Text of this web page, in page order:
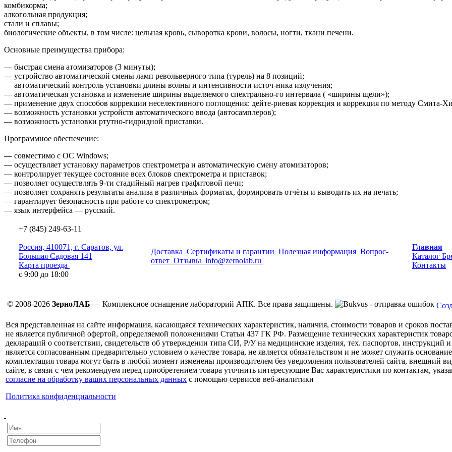
комбикорма;
алкогольная продукция;
стали и сплавы;
биологические объекты, в том числе: цельная кровь, сыворотка крови, волосы, ногти, ткани печени.
Основные преимущества прибора:
— быстрая смена атомизаторов (3 минуты);
— устройство автоматической смены ламп револьверного типа (турель) на 8 позиций;
— автоматический контроль установки длины волны и интенсивности источ-ника излучения;
— автоматическая установка и изменение ширины выделяемого спектрально-го интервала ( «ширины щели»);
— применение двух способов коррекции неселективного поглощения: дейте-риевая коррекция и коррекция по методу Смита-
— возможность установки устройств автоматического ввода (автосамплеров);
— возможность установки ртутно-гидридной приставки.
Программное обеспечение:
— совместимо с ОС Windows;
— осуществляет установку параметров спектрометра и автоматическую смену атомизаторов;
— контролирует текущее состояние всех блоков спектрометра и приставок;
— позволяет осуществлять 9-ти стадийный нагрев графитовой печи;
— позволяет сохранять результаты анализа в различных форматах, формировать отчёты и выводить их на печать;
— гарантирует безопасность при работе со спектрометром;
— язык интерфейса — русский.
+7 (845) 249-63-11
Россия, 410071, г. Саратов, ул.
Большая Садовая 141
Карта проезда
с 9:00 до 18:00
Доставка Сертификаты и гарантии Полезная информация Вопрос-
ответ Отзывы info@zernolab.ru
Главная
Каталог
Контакты
© 2008-2026 ЗерноЛАБ — Комплексное оснащение лабораторий АПК. Все права защищены.
Вся представленная на сайте информация, касающаяся технических характеристик, наличия, стоимости товаров и сроков
не является публичной офертой, определяемой положениями Статьи 437 ГК РФ. Размещение технических характеристик
деклараций о соответствии, свидетельств об утверждении типа СИ, Р/У на медицинские изделия, тех. паспортов,
является согласованным предварительно условием о качестве товара, не является обязательством и не может служить
комплектация товара могут быть в любой момент изменены производителем без уведомления пользователей сайта, внешний
сайте, в связи с чем рекомендуем перед приобретением товара уточнить интересующие Вас характеристики по контактам,
согласие на обработку ваших персональных данных с помощью сервисов веб-аналитики
Политика конфиденциальности